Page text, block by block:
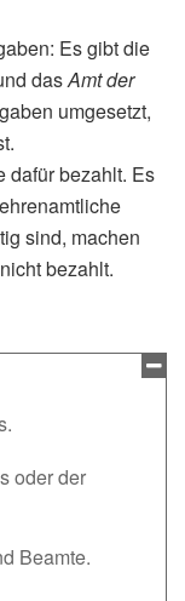
Es gibt die
dasAmt der
umgesetzt,
dafür bezahlt. Es
sind, machen
bezahlt.
oder der
Beamte.